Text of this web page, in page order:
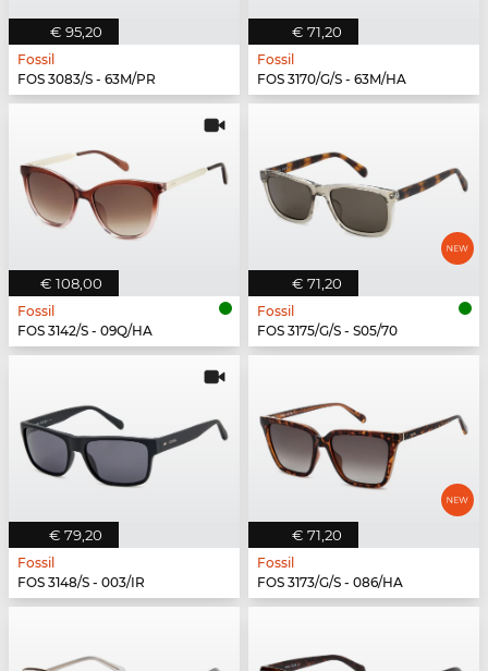
€ 95,20
Fossil
FOS 3083/S - 63M/PR
€ 71,20
Fossil
FOS 3170/G/S - 63M/HA
€ 108,00
Fossil
FOS 3142/S - 09Q/HA
€ 71,20
Fossil
FOS 3175/G/S - S05/70
€ 79,20
Fossil
FOS 3148/S - 003/IR
€ 71,20
Fossil
FOS 3173/G/S - 086/HA